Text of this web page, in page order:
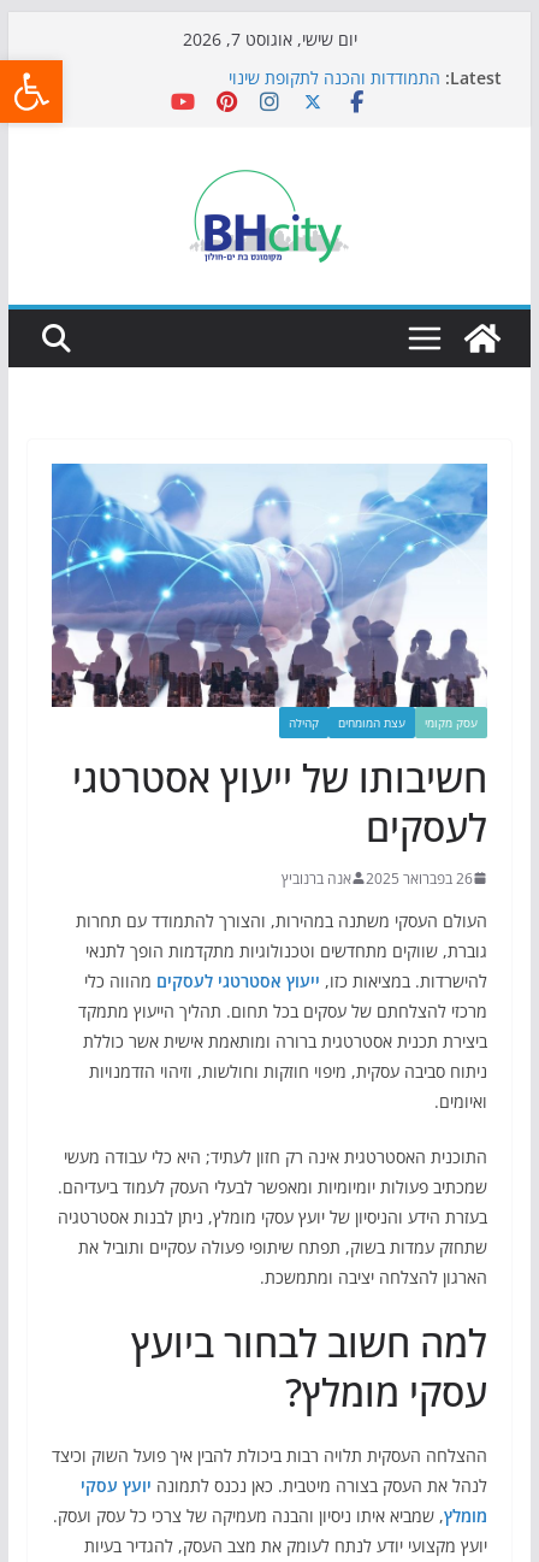
יום שישי, אוגוסט 7, 2026
Latest: התמודדות והכנה לתקופת שינוי
אי ההרפתקאות ממשיך לכבוש את הגינות: מאות משפחות
כדורגל באווירה מיוחדת: הקרנת גמר המונדיאל בטרמינל
הקיץ של בני הנוער בבת־ים: חוף הריביירה הופך למרחב
בטוח בשעות הערב
עסק מקומי עצת המומחים קהילה
חשיבותו של ייעוץ אסטרטגי
לעסקים
26 בפברואר 2025 אנה ברנוביץ
העולם העסקי משתנה במהירות, והצורך להתמודד עם תחרות
גוברת, שווקים מתחדשים וטכנולוגיות מתקדמות הופך לתנאי
להישרדות. במציאות כזו, ייעוץ אסטרטגי לעסקים מהווה כלי
מרכזי להצלחתם של עסקים בכל תחום. תהליך הייעוץ מתמקד
ביצירת תכנית אסטרטגית ברורה ומותאמת אישית אשר כוללת
ניתוח סביבה עסקית, מיפוי חוזקות וחולשות, וזיהוי הזדמנויות
ואיומים.
התוכנית האסטרטגית אינה רק חזון לעתיד; היא כלי עבודה מעשי
שמכתיב פעולות יומיומיות ומאפשר לבעלי העסק לעמוד ביעדיהם.
בעזרת הידע והניסיון של יועץ עסקי מומלץ, ניתן לבנות אסטרטגיה
שתחזק עמדות בשוק, תפתח שיתופי פעולה עסקיים ותוביל את
הארגון להצלחה יציבה ומתמשכת.
למה חשוב לבחור ביועץ
עסקי מומלץ?
ההצלחה העסקית תלויה רבות ביכולת להבין איך פועל השוק וכיצד
לנהל את העסק בצורה מיטבית. כאן נכנס לתמונה יועץ עסקי
מומלץ, שמביא איתו ניסיון והבנה מעמיקה של צרכי כל עסק ועסק.
יועץ מקצועי יודע לנתח לעומק את מצב העסק, להגדיר בעיות